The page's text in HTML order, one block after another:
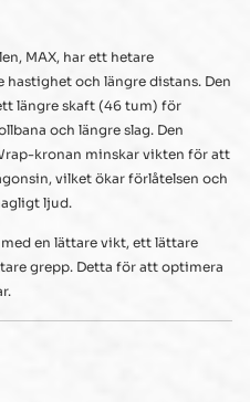
MAX, har ett hetare
och längre distans. Den
längre skaft (46 tum) för
och längre slag. Den
kronan minskar vikten för att
vilket ökar förlåtelsen och
ljud.
en lättare vikt, ett lättare
grepp. Detta för att optimera